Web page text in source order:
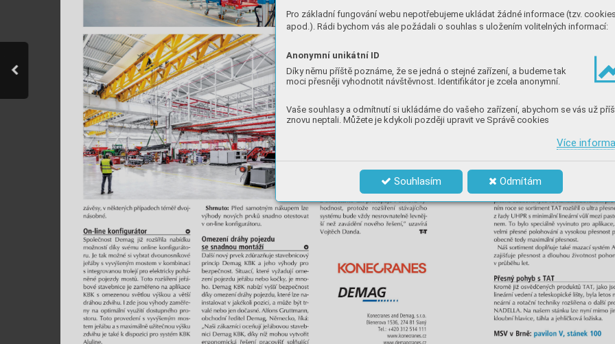
Pro základní fungování webu nepotřebujeme ukládat žádné informace (tzv.
apod.). Rádi bychom vás ale požádali o souhlas s uložením volitelných informací:
Anonymní unikátní ID
Díky němu příště poznáme, že se jedná o stejné zařízení, a budeme tak
moci přesněji vyhodnotit návštěvnost. Identifikátor je zcela anonymní.
Vaše souhlasy a odmítnutí si ukládáme do vašeho zařízení, abychom se vás už
znovu neptali. Můžete je kdykoli později upravit ve Správě cookies
Více
Souhlasím Odmítám